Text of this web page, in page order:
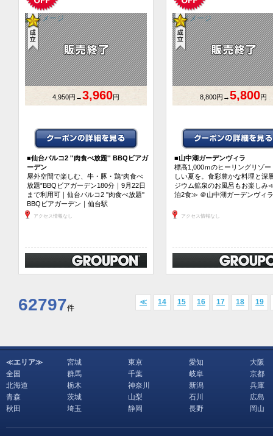
4,950円→3,960円
■仙台パルコ2 ''肉食べ放題'' BBQビアガ
ーデン
屋外空間で楽しむ、牛・豚・鶏“肉食べ
放題”BBQビアガーデン180分｜9月22日
まで利用可｜仙台パルコ2 ''肉食べ放題''
BBQビアガーデン｜仙台駅
アクセス情報なし
8,800円→5,800円
■山中湖ガーデンヴィラ
標高1,000ｍのヒーリングリゾー
しい夏を。食彩豊かな料理と深
ジウム鉱泉のお風呂もお楽しみ
泊2食≫ ＠山中湖ガーデンヴィラ
アクセス情報なし
62797件
≪ 14 15 16 17 18 19
≪エリア≫
全国
北海道
青森
秋田
宮城
群馬
栃木
茨城
埼玉
東京
千葉
神奈川
山梨
静岡
愛知
岐阜
新潟
石川
長野
大阪
京都
兵庫
広島
岡山